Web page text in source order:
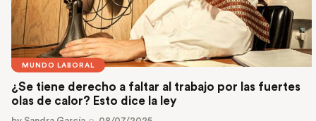
MUNDO LABORAL
¿Se tiene derecho a faltar al trabajo por las fuertes
olas de calor? Esto dice la ley